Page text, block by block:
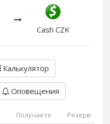
Cash CZK
Калькулятор
Оповещения
Получаете Резерв
PayPal CZK
PayPal DKK
PayPal NZD
PayPal NOK
PayPal PLN
PayPal SGD